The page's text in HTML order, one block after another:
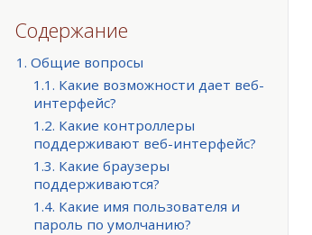
Содержание
1. Общие вопросы
1.1. Какие возможности дает веб-
интерфейс?
1.2. Какие контроллеры
поддерживают веб-интерфейс?
1.3. Какие браузеры
поддерживаются?
1.4. Какие имя пользователя и
пароль по умолчанию?